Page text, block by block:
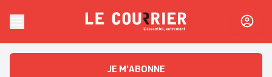
Le CourrierL'essentiel, autrement
JE M'ABONNE